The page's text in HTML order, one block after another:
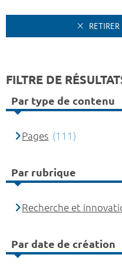
FILTRE DE
Par type de contenu
Pages (111)
Par rubrique
Recherche et
Par date de création